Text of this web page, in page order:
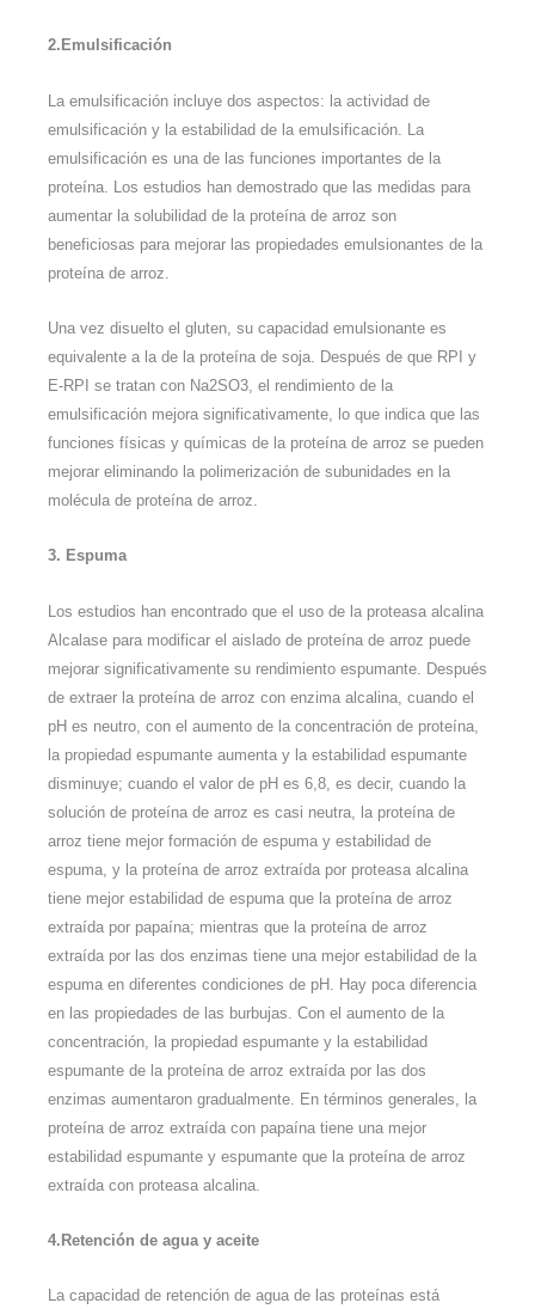
2.Emulsificación
La emulsificación incluye dos aspectos: la actividad de
emulsificación y la estabilidad de la emulsificación. La
emulsificación es una de las funciones importantes de la
proteína. Los estudios han demostrado que las medidas para
aumentar la solubilidad de la proteína de arroz son
beneficiosas para mejorar las propiedades emulsionantes de la
proteína de arroz.
Una vez disuelto el gluten, su capacidad emulsionante es
equivalente a la de la proteína de soja. Después de que RPI y
E-RPI se tratan con Na2SO3, el rendimiento de la
emulsificación mejora significativamente, lo que indica que las
funciones físicas y químicas de la proteína de arroz se pueden
mejorar eliminando la polimerización de subunidades en la
molécula de proteína de arroz.
3. Espuma
Los estudios han encontrado que el uso de la proteasa alcalina
Alcalase para modificar el aislado de proteína de arroz puede
mejorar significativamente su rendimiento espumante. Después
de extraer la proteína de arroz con enzima alcalina, cuando el
pH es neutro, con el aumento de la concentración de proteína,
la propiedad espumante aumenta y la estabilidad espumante
disminuye; cuando el valor de pH es 6,8, es decir, cuando la
solución de proteína de arroz es casi neutra, la proteína de
arroz tiene mejor formación de espuma y estabilidad de
espuma, y la proteína de arroz extraída por proteasa alcalina
tiene mejor estabilidad de espuma que la proteína de arroz
extraída por papaína; mientras que la proteína de arroz
extraída por las dos enzimas tiene una mejor estabilidad de la
espuma en diferentes condiciones de pH. Hay poca diferencia
en las propiedades de las burbujas. Con el aumento de la
concentración, la propiedad espumante y la estabilidad
espumante de la proteína de arroz extraída por las dos
enzimas aumentaron gradualmente. En términos generales, la
proteína de arroz extraída con papaína tiene una mejor
estabilidad espumante y espumante que la proteína de arroz
extraída con proteasa alcalina.
4.Retención de agua y aceite
La capacidad de retención de agua de las proteínas está